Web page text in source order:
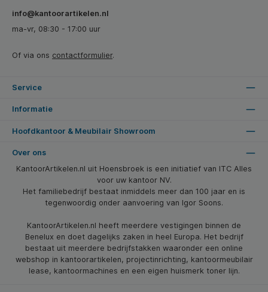
info@kantoorartikelen.nl
ma-vr, 08:30 - 17:00 uur
Of via ons contactformulier.
Service
Informatie
Hoofdkantoor & Meubilair Showroom
Over ons
KantoorArtikelen.nl uit Hoensbroek is een initiatief van ITC Alles
voor uw kantoor NV.
Het familiebedrijf bestaat inmiddels meer dan 100 jaar en is
tegenwoordig onder aanvoering van Igor Soons.
KantoorArtikelen.nl heeft meerdere vestigingen binnen de
Benelux en doet dagelijks zaken in heel Europa. Het bedrijf
bestaat uit meerdere bedrijfstakken waaronder een online
webshop in kantoorartikelen, projectinrichting, kantoormeubilair
lease, kantoormachines en een eigen huismerk toner lijn.